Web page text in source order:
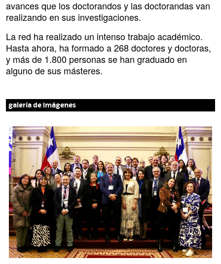
avances que los doctorandos y las doctorandas van
realizando en sus investigaciones.
La red ha realizado un intenso trabajo académico.
Hasta ahora, ha formado a 268 doctores y doctoras,
y más de 1.800 personas se han graduado en
alguno de sus másteres.
galería de imágenes